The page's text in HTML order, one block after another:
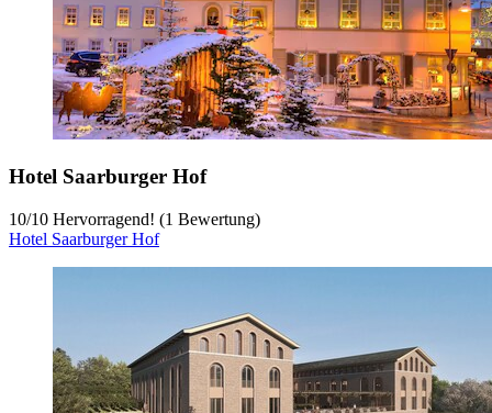
Hotel Saarburger Hof
10/10 Hervorragend! (1 Bewertung)
Hotel Saarburger Hof